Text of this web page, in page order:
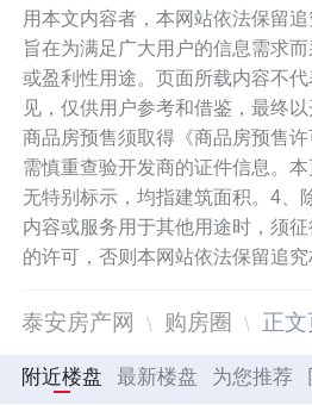
用本文内容者，本网站依法保留
旨在为满足广大用户的信息需求
或盈利性用途。页面所载内容不
见，仅供用户参考和借鉴，最终以
商品房预售须取得《商品房预售
需慎重查验开发商的证件信息。
无特别标示，均指建筑面积。4、
内容或服务用于其他用途时，须
的许可，否则本网站依法保留追究
泰安房产网 购房圈 正文
附近楼盘 最新楼盘 为您推荐